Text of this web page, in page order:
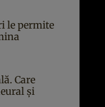
le permite
Care
și